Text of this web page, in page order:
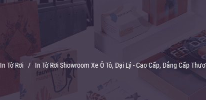
In Tờ Rơi / In Tờ Rơi Showroom Xe Ô Tô, Đại Lý - Cao Cấp, Đẳng Cấp